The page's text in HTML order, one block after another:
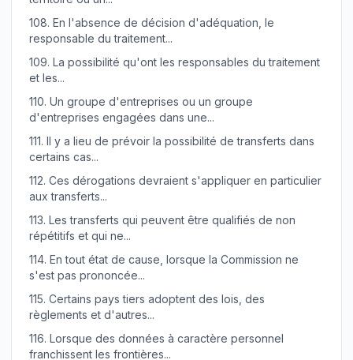
108. En l'absence de décision d'adéquation, le
responsable du traitement...
109. La possibilité qu'ont les responsables du traitement
et les...
110. Un groupe d'entreprises ou un groupe
d'entreprises engagées dans une...
111. Il y a lieu de prévoir la possibilité de transferts dans
certains cas...
112. Ces dérogations devraient s'appliquer en particulier
aux transferts...
113. Les transferts qui peuvent être qualifiés de non
répétitifs et qui ne...
114. En tout état de cause, lorsque la Commission ne
s'est pas prononcée...
115. Certains pays tiers adoptent des lois, des
règlements et d'autres...
116. Lorsque des données à caractère personnel
franchissent les frontières...